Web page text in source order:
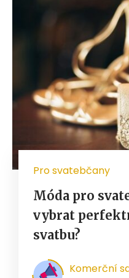
Pro svatebčany
Móda pro
vybrat
svatbu?
Komerční